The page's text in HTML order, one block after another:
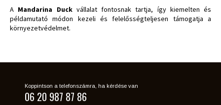
A Mandarina Duck vállalat fontosnak tartja, így kiemelten és
példamutató módon kezeli és felelősségteljesen támogatja a
környezetvédelmet.
Koppintson a telefonszámra, ha kérdése van
06 20 987 87 86